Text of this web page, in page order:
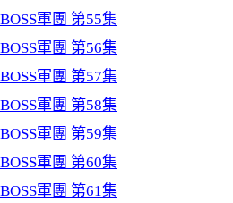
軍團 第55集
軍團 第56集
軍團 第57集
軍團 第58集
軍團 第59集
軍團 第60集
軍團 第61集